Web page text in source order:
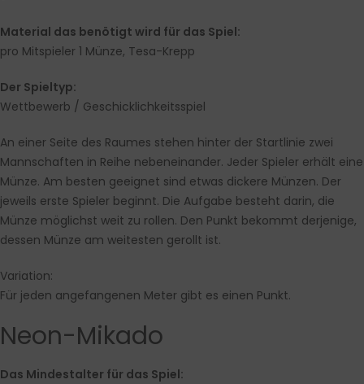
Material das benötigt wird für das Spiel:
pro Mitspieler 1 Münze, Tesa-Krepp
Der Spieltyp:
Wettbewerb / Geschicklichkeitsspiel
An einer Seite des Raumes stehen hinter der Startlinie zwei
Mannschaften in Reihe nebeneinander. Jeder Spieler erhält eine
Münze. Am besten geeignet sind etwas dickere Münzen. Der
jeweils erste Spieler beginnt. Die Aufgabe besteht darin, die
Münze möglichst weit zu rollen. Den Punkt bekommt derjenige,
dessen Münze am weitesten gerollt ist.
Variation:
Für jeden angefangenen Meter gibt es einen Punkt.
Neon-Mikado
Das Mindestalter für das Spiel: